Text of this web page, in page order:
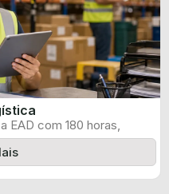
EAD com 180 horas,
...